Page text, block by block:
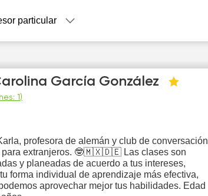
particular
García González
1 )
profesora de alemán y club de conversación
para extranjeros. 🤓🇲🇽🇩🇪 Las clases son
y planeadas de acuerdo a tus intereses,
forma individual de aprendizaje más efectiva,
aprovechar mejor tus habilidades. Edad
Sa
8
Su
9
Mo
10